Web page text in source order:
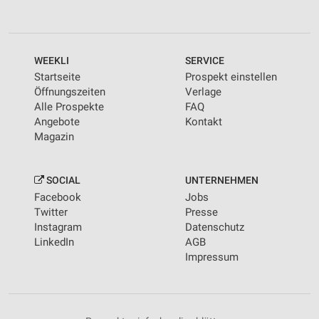
WEEKLI
Startseite
Öffnungszeiten
Alle Prospekte
Angebote
Magazin
SERVICE
Prospekt einstellen
Verlage
FAQ
Kontakt
SOCIAL
Facebook
Twitter
Instagram
LinkedIn
UNTERNEHMEN
Jobs
Presse
Datenschutz
AGB
Impressum